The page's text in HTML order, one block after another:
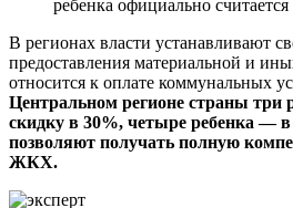
ребенка официально
В регионах власти устанавливают
предоставления материальной и
относится к оплате коммунальных
Центральном регионе страны три
скидку в 30%, четыре ребенка — в
позволяют получать полную
ЖКХ.